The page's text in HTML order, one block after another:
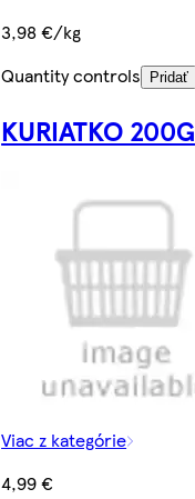
3,98 €/kg
Quantity controls
Pridať
KURIATKO 200G
Viac z kategórie
4,99 €